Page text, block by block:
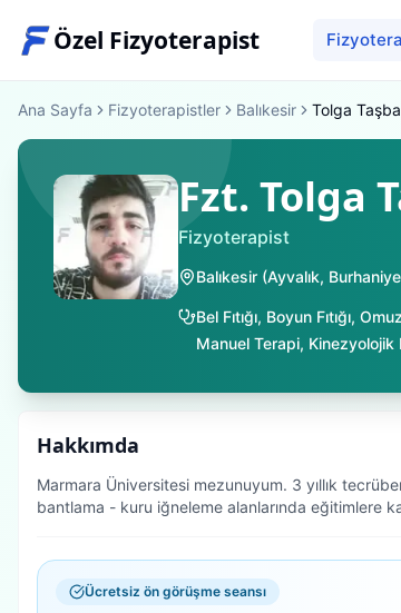
Özel Fizyoterapist
Ana Sayfa Fizyoterapistler Balıkesir Tolga
Fzt. Tolga
Fizyoterapist
Balıkesir (Ayvalık, Burhaniye
Bel Fıtığı, Boyun Fıtığı,
Manuel Terapi, Kinezyolojik
Hakkımda
Marmara Üniversitesi mezunuyum. 3 yıllık
bantlama - kuru iğneleme alanlarında eğitimlere
Ücretsiz ön görüşme seansı